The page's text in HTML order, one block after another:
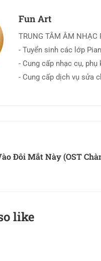
Fun Art
TRUNG TÂM ÂM NHẠC
- Tuyển sinh các lớp
- Cung cấp nhạc cụ, phụ
- Cung cấp dịch vụ sửa
Đôi Mắt Này (OST
like